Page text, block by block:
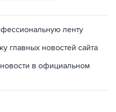
ленту
главных новостей сайта
в официальном